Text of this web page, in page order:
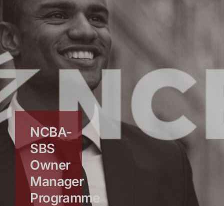
NCBA-
SBS
Owner
Manager
Programme